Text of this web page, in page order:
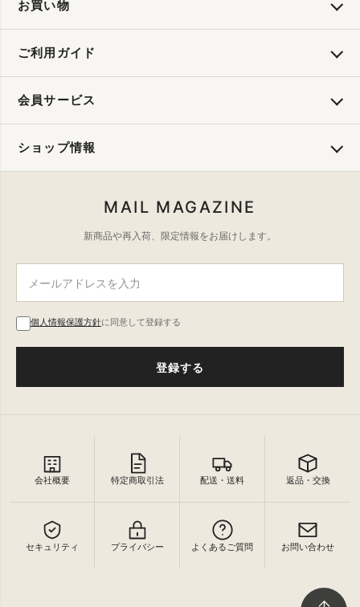
お買い物
ご利用ガイド
会員サービス
ショップ情報
MAIL MAGAZINE
新商品や再入荷、限定情報をお届けします。
個人情報保護方針に同意して登録する
登録する
会社概要 特定商取引法 配送・送料 返品・交換
セキュリティ プライバシー よくあるご質問 お問い合わせ